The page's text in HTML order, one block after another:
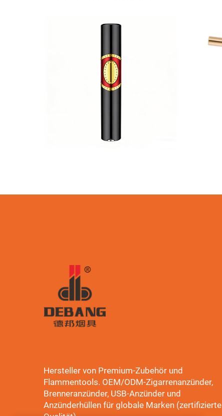
Hersteller von Premium-Zubehör und
Flammentools. OEM/ODM-Zigarrenanzünder,
Brenneranzünder, USB-Anzünder und
Anzünderhüllen für globale Marken (zertifizierte